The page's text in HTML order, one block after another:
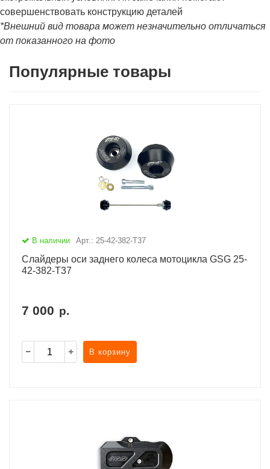
совершенствовать конструкцию деталей
*Внешний вид товара может незначительно отличаться
от показанного на фото
Популярные товары
В наличии Арт.: 25-42-382-T37
Слайдеры оси заднего колеса мотоцикла GSG 25-
42-382-T37
7 000 р.
В корзину